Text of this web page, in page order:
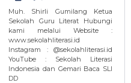
Muh. Shirli Gumilang Ketua
Sekolah Guru Literat Hubungi
kami melalui Website :
www.sekolahliterasi.id
Instagram : @sekolahliterasi.id
YouTube : Sekolah Literasi
Indonesia dan Gemari Baca SLI
DD